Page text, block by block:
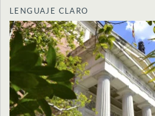
LENGUAJE CLARO